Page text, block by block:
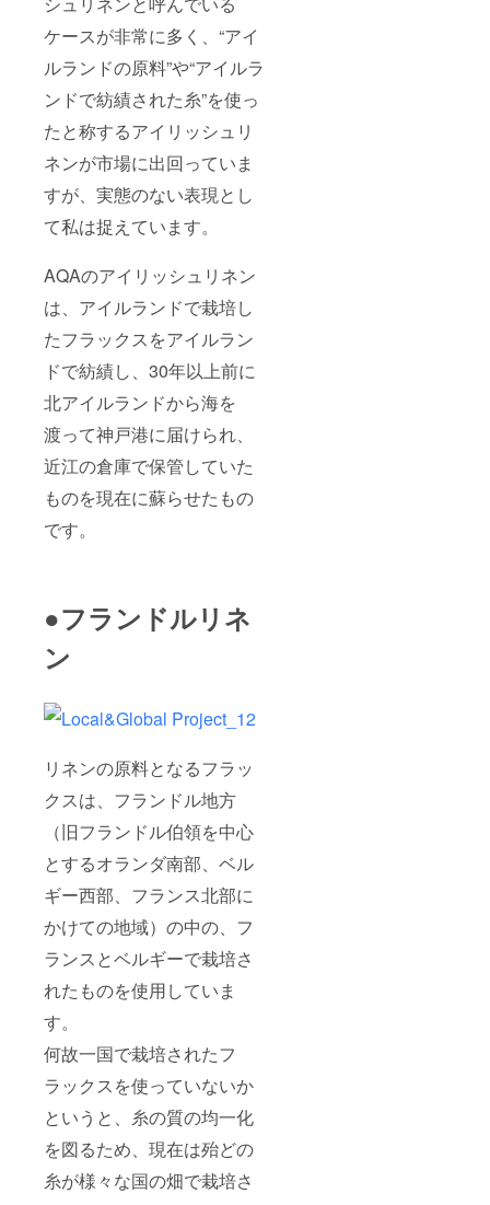
ケースが非常に多く、“アイ
ルランドの原料”や“アイルラ
ンドで紡績された糸”を使っ
たと称するアイリッシュリ
ネンが市場に出回っていま
すが、実態のない表現とし
て私は捉えています。
AQAのアイリッシュリネン
は、アイルランドで栽培し
たフラックスをアイルラン
ドで紡績し、30年以上前に
北アイルランドから海を
渡って神戸港に届けられ、
近江の倉庫で保管していた
ものを現在に蘇らせたもの
です。
●フランドルリネ
ン
リネンの原料となるフラッ
クスは、フランドル地方
（旧フランドル伯領を中心
とするオランダ南部、ベル
ギー西部、フランス北部に
かけての地域）の中の、フ
ランスとベルギーで栽培さ
れたものを使用していま
す。
何故一国で栽培されたフ
ラックスを使っていないか
というと、糸の質の均一化
を図るため、現在は殆どの
糸が様々な国の畑で栽培さ